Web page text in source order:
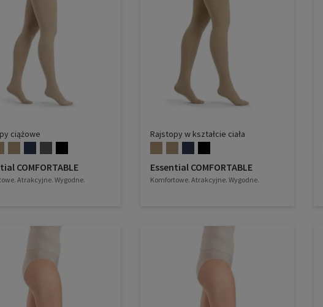
ciążowe
COMFORTABLE
Atrakcyjne. Wygodne.
Rajstopy w kształcie ciała
Essential COMFORTABLE
Komfortowe. Atrakcyjne. Wygodne.